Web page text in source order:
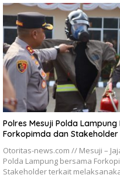
Polres Mesuji Polda
Forkopimda dan Stakeholder
Otoritas-news.com // Mesuji –
Polda Lampung bersama
Stakeholder terkait